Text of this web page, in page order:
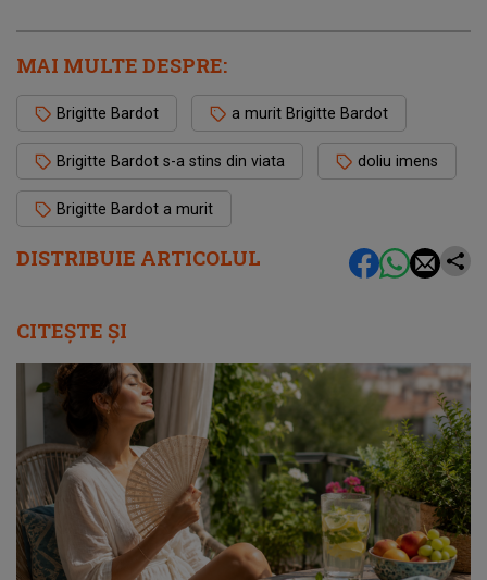
DISTRIBUIE ARTICOLUL
MAI MULTE DESPRE:
Brigitte Bardot a murit Brigitte Bardot
Brigitte Bardot s-a stins din viata doliu imens
Brigitte Bardot a murit
CITEȘTE ȘI